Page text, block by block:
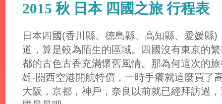
2015 秋 日本 四國之旅 行程表
日本四國(香川縣、德島縣、高知縣、愛媛縣
道，算是較為陌生的區域。四國沒有東京的
都的古色古香充滿懷舊風情。那為何這次的
雄-關西空港開航特價，一時手癢就這麼買了
大阪，京都，神戶，奈良以前就已經拜訪過